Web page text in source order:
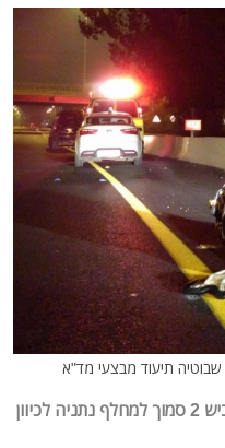
רוכב אופנוע בן 30 נפגע ממשאית בכביש 2 סמוך למחלף נתניה לכיוון